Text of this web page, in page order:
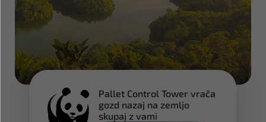
Pallet Control Tower vrača
gozd nazaj na zemljo
skupaj z vami